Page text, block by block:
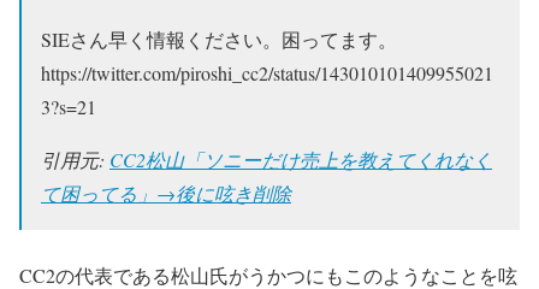
SIEさん早く情報ください。困ってます。
https://twitter.com/piroshi_cc2/status/143010101409955021
3?s=21
引用元: CC2松山「ソニーだけ売上を教えてくれなく
て困ってる」→後に呟き削除
CC2の代表である松山氏がうかつにもこのようなことを呟